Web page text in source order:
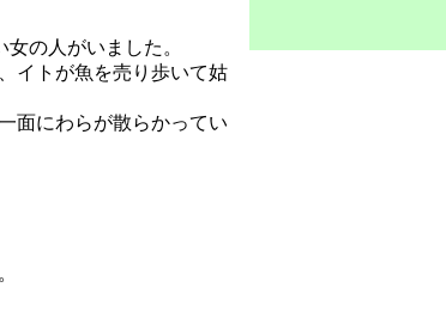
の人がいました。
イトが魚を売り歩いて姑
面にわらが散らかってい